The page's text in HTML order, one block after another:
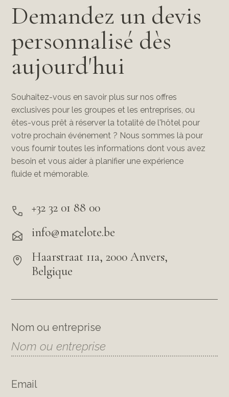
Demandez un devis
personnalisé dès
aujourd'hui
Souhaitez-vous en savoir plus sur nos offres
exclusives pour les groupes et les entreprises, ou
êtes-vous prêt à réserver la totalité de l'hôtel pour
votre prochain événement ? Nous sommes là pour
vous fournir toutes les informations dont vous avez
besoin et vous aider à planifier une expérience
fluide et mémorable.
+32 32 01 88 00
info@matelote.be
Haarstraat 11a, 2000 Anvers,
Belgique
Nom ou entreprise
Email